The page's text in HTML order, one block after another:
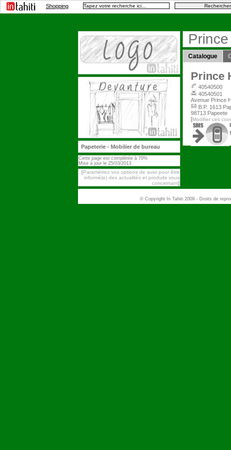
Shopping
Papeterie - Mobilier de bureau
Cette page est complétée à 70%
Mise à jour le 25/03/2013
[Paramètrez vos options de suivi pour être
informé(e) des actualités et produits vous
concernant]
Catalogue
Prince
40540500
40540501
Avenue Prince
B.P. 1613
98713 Papeete
[Modifier ces
© Copyright In Tahiti 2009 - Droits de